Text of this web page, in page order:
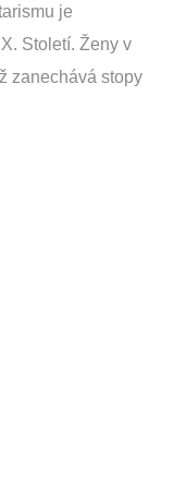
je
Století. Ženy v
zanechává stopy